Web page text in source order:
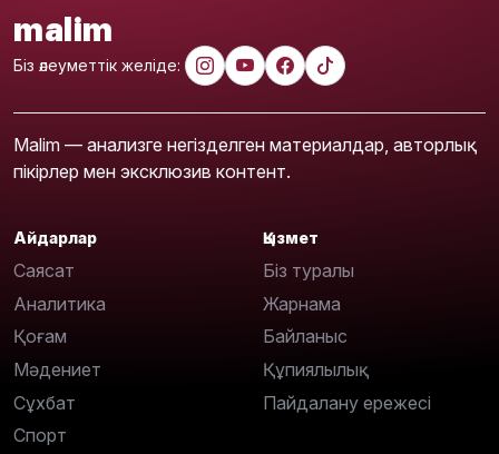
malim
Біз әлеуметтік желіде:
Malim — анализге негізделген материалдар, авторлық
пікірлер мен эксклюзив контент.
Айдарлар
Саясат
Аналитика
Қоғам
Мәдениет
Сұхбат
Спорт
Қызмет
Біз туралы
Жарнама
Байланыс
Құпиялылық
Пайдалану ережесі